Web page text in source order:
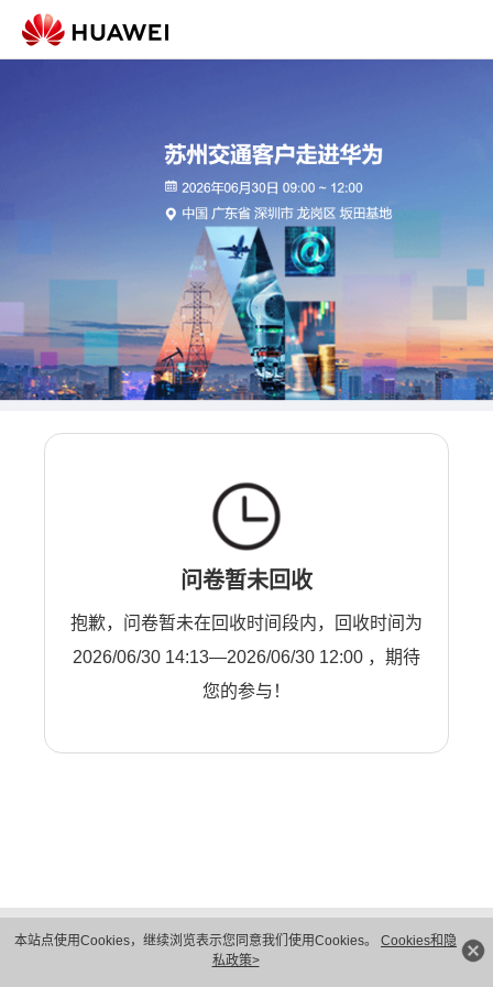
本站点使用Cookies，继续浏览表示您同意我们使用Cookies。 Cookies和隐
私政策>
问卷暂未回收
抱歉，问卷暂未在回收时间段内，回收时间为
2026/06/30 14:13—2026/06/30 12:00 ，期待
您的参与！
隐私保护
法律声明